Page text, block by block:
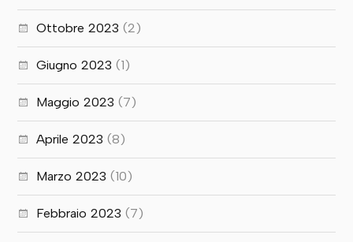
Ottobre 2023 (2)
Giugno 2023 (1)
Maggio 2023 (7)
Aprile 2023 (8)
Marzo 2023 (10)
Febbraio 2023 (7)